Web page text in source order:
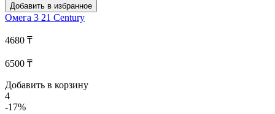
Добавить в избранное
Омега 3 21 Century
4680 ₸
6500 ₸
Добавить в корзину
4
-17%